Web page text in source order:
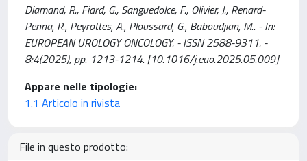
Diamand, R., Fiard, G., Sanguedolce, F., Olivier, J., Renard-
Penna, R., Peyrottes, A., Ploussard, G., Baboudjian, M.. - In:
EUROPEAN UROLOGY ONCOLOGY. - ISSN 2588-9311. -
8:4(2025), pp. 1213-1214. [10.1016/j.euo.2025.05.009]
Appare nelle tipologie:
1.1 Articolo in rivista
File in questo prodotto: